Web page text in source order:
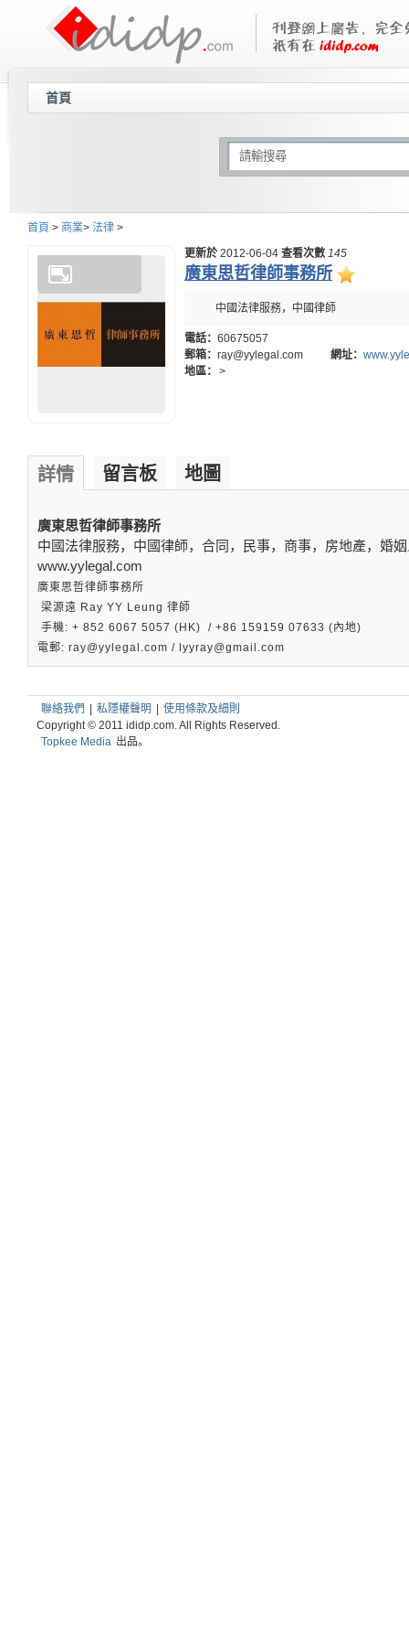
首頁
首頁 > 商業> 法律 >
更新於 2012-06-04 查看次數 145
廣東思哲律師事務所
中國法律服務，中國律師
電話： 60675057
郵箱： ray@yylegal.com 網址：
地區：
>
詳情 留言板 地圖
廣東思哲律師事務所
中國法律服務，中國律師，合同，民事，商事，房地產，婚
www.yylegal.com
廣東思哲律師事務所
梁源遠 Ray YY Leung 律師
手機: + 852 6067 5057 (HK) / +86 159159 07633 (內地)
電郵: ray@yylegal.com / lyyray@gmail.com
聯絡我們 私隱權聲明
使用條款及細則
Copyright © 2011 ididp.com. All Rights Reserved.
Topkee Media 出品。